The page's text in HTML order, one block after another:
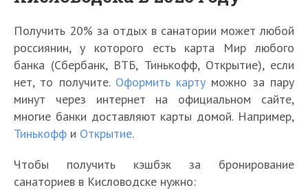
Получить 20% за отдых в санатории может любой
россиянин, у которого есть карта Мир любого
банка (Сбербанк, ВТБ, Тинькофф, Открытие), если
нет, то получите. Оформить карту можно за пару
минут через интернет на официальном сайте,
многие банки доставляют карты домой. Например,
Тинькофф и Открытие.
Чтобы получить кэшбэк за бронирование
санаториев в Кисловодске нужно: